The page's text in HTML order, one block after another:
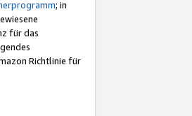
; in
für das
Richtlinie für